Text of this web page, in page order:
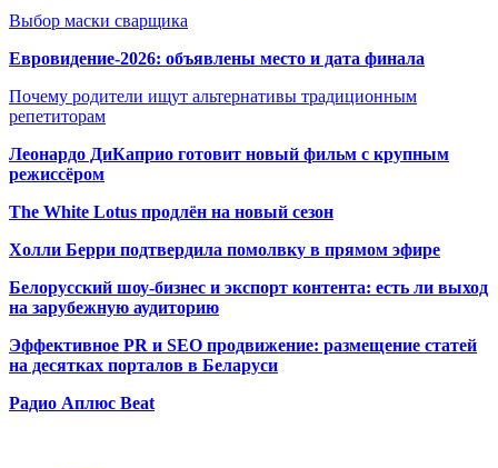
Выбор маски сварщика
Евровидение-2026: объявлены место и дата финала
Почему родители ищут альтернативы традиционным
репетиторам
Леонардо ДиКаприо готовит новый фильм с крупным
режиссёром
The White Lotus продлён на новый сезон
Холли Берри подтвердила помолвку в прямом эфире
Белорусский шоу-бизнес и экспорт контента: есть ли выход
на зарубежную аудиторию
Эффективное PR и SEO продвижение: размещение статей
на десятках порталов в Беларуси
Радио Аплюс Beat